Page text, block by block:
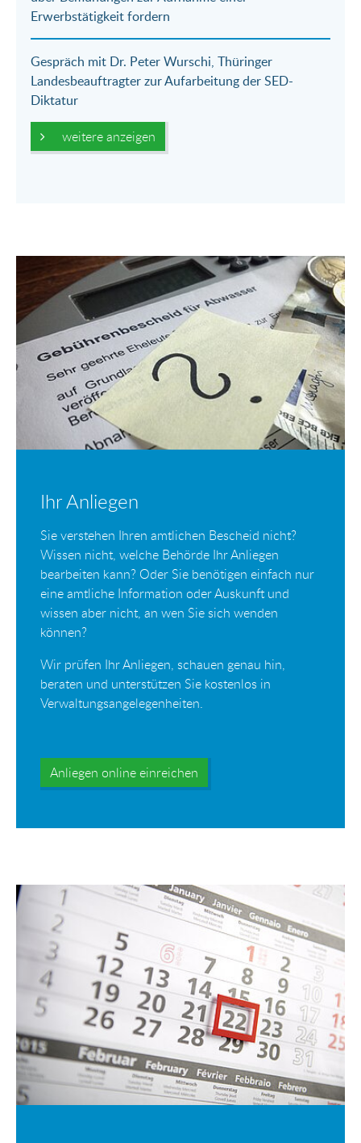
Erwerbstätigkeit fordern
Gespräch mit Dr. Peter Wurschi, Thüringer
Landesbeauftragter zur Aufarbeitung der SED-
Diktatur
weitere anzeigen
Ihr Anliegen
Sie verstehen Ihren amtlichen Bescheid nicht?
Wissen nicht, welche Behörde Ihr Anliegen
bearbeiten kann? Oder Sie benötigen einfach nur
eine amtliche Information oder Auskunft und
wissen aber nicht, an wen Sie sich wenden
können?
Wir prüfen Ihr Anliegen, schauen genau hin,
beraten und unterstützen Sie kostenlos in
Verwaltungsangelegenheiten.
Anliegen online einreichen